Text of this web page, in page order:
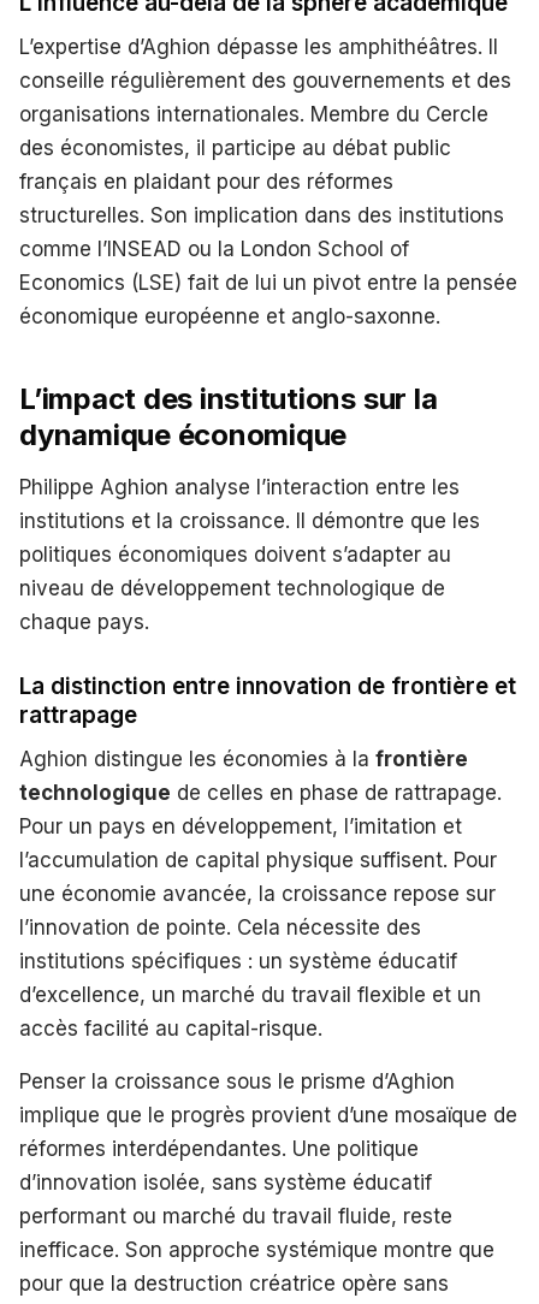
L’expertise d’Aghion dépasse les amphithéâtres. Il
conseille régulièrement des gouvernements et des
organisations internationales. Membre du Cercle
des économistes, il participe au débat public
français en plaidant pour des réformes
structurelles. Son implication dans des institutions
comme l’INSEAD ou la London School of
Economics (LSE) fait de lui un pivot entre la pensée
économique européenne et anglo-saxonne.
L’impact des institutions sur la
dynamique économique
Philippe Aghion analyse l’interaction entre les
institutions et la croissance. Il démontre que les
politiques économiques doivent s’adapter au
niveau de développement technologique de
chaque pays.
La distinction entre innovation de frontière et
rattrapage
Aghion distingue les économies à la frontière
technologique de celles en phase de rattrapage.
Pour un pays en développement, l’imitation et
l’accumulation de capital physique suffisent. Pour
une économie avancée, la croissance repose sur
l’innovation de pointe. Cela nécessite des
institutions spécifiques : un système éducatif
d’excellence, un marché du travail flexible et un
accès facilité au capital-risque.
Penser la croissance sous le prisme d’Aghion
implique que le progrès provient d’une mosaïque de
réformes interdépendantes. Une politique
d’innovation isolée, sans système éducatif
performant ou marché du travail fluide, reste
inefficace. Son approche systémique montre que
pour que la destruction créatrice opère sans